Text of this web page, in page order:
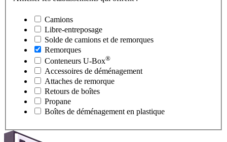
Camions
Libre-entreposage
Solde de camions et de remorques
Remorques
Conteneurs U-Box®
Accessoires de déménagement
Attaches de remorque
Retours de boîtes
Propane
Boîtes de déménagement en plastique